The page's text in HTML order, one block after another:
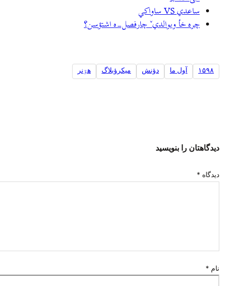
ساعدي VS ساواکي
چره خأ ویوالديˇ چارفصل-ه اشتؤسن؟
۱۵۹۸ آول ما دؤنش ميکرؤبلاگ هۊنر
دیدگاهتان را بنویسید
دیدگاه *
نام *